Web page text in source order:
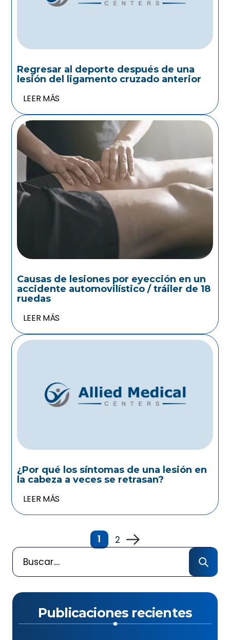
Regresar al deporte después de una
lesión del ligamento cruzado anterior
LEER MÁS
Causas de lesiones por eyección en un
accidente automovilístico / tráiler de 18
ruedas
LEER MÁS
¿Por qué los síntomas de una lesión en
la cabeza a veces se retrasan?
LEER MÁS
1 2
Publicaciones recientes